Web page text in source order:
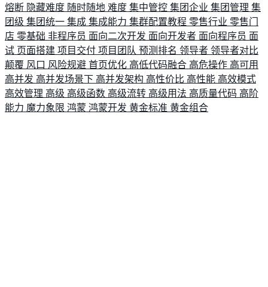
熔断 隐藏难度 随时随地 难度 集中管控 集团企业 集团管理 集
团级 集团统一 集成 集成能力 集群配置教程 零售行业 零售门
店 零基础 非程序员 面向二次开发 面向开发者 面向程序员 面
试 页面搭建 项目交付 项目团队 预测排名 领导者 领导者对比
颠覆 风口 风险规避 首页优化 高低代码融合 高危操作 高可用
高并发 高并发场景下 高并发架构 高性价比 高性能 高效模式
高效管理 高级 高级函数 高级流转 高级用法 高质量代码 高阶
能力 魔力象限 鸿蒙 鸿蒙开发 黄金标准 黄金组合